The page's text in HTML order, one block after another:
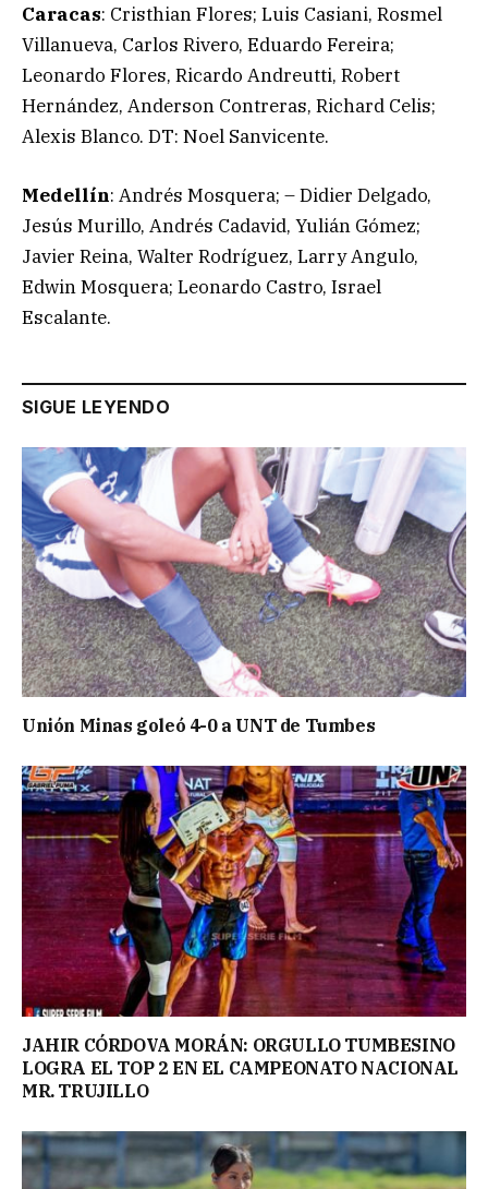
Caracas: Cristhian Flores; Luis Casiani, Rosmel
Villanueva, Carlos Rivero, Eduardo Fereira;
Leonardo Flores, Ricardo Andreutti, Robert
Hernández, Anderson Contreras, Richard Celis;
Alexis Blanco. DT: Noel Sanvicente.
Medellín: Andrés Mosquera; – Didier Delgado,
Jesús Murillo, Andrés Cadavid, Yulián Gómez;
Javier Reina, Walter Rodríguez, Larry Angulo,
Edwin Mosquera; Leonardo Castro, Israel
Escalante.
SIGUE LEYENDO
Unión Minas goleó 4-0 a UNT de Tumbes
JAHIR CÓRDOVA MORÁN: ORGULLO TUMBESINO
LOGRA EL TOP 2 EN EL CAMPEONATO NACIONAL
MR. TRUJILLO